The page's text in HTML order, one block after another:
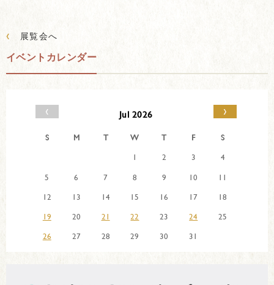
‹ 展覧会へ
イベントカレンダー
‹ Jul 2026 ›
S M T W T F
S
1
2 3
4
5
6 7 8 9 10
11
12
13 14 15 16 17
18
19
20 21 22 23 24
25
26
27 28 29 30 31